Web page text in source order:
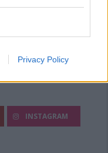
Privacy Policy
INSTAGRAM